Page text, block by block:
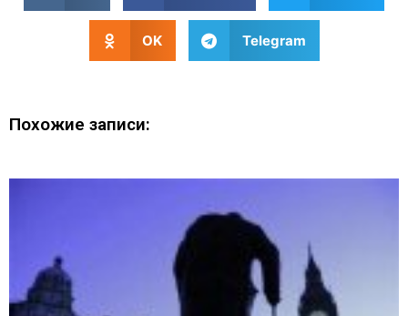
OK Telegram
Похожие записи: